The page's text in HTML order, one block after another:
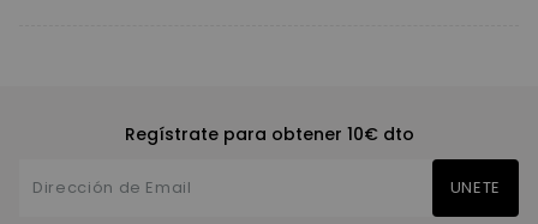
Regístrate para obtener 10€ dto
UNETE